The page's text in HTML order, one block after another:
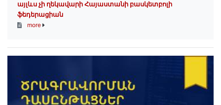
այլևս չի ղեկավարի Հայաստանի բասկետբոլի
ֆեդերացիան
more